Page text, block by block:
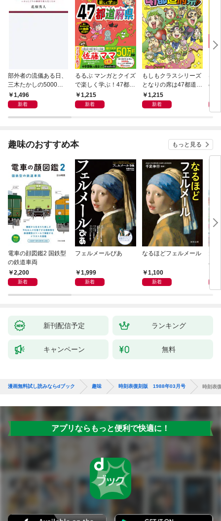
部外者の流儀ある日、
三木たかしの5000曲
を託されたぼくは、い
かにしてその価値を最
1,496
新着
るるぶ マンガとクイズ
で楽しく学ぶ！47都道
府県1,215
新着
もしもクラスシリーズ
となりの席は47都道府
県!?1,215
新着
は
の
趣味のおすすめ本 もっと見る
電車の顔図鑑2 国鉄型
の鉄道車両
2,200
新着
フェルメールぴあ
1,999
新着
なるほどフェルメール
1,100
新着
ハ
新刊配信予定 ランキング
キャンペーン 無料
漫画無料試し読みならdブック 趣味 時刻表復刻版 1988年03月号 時刻表
アプリならもっと便利で快適に！